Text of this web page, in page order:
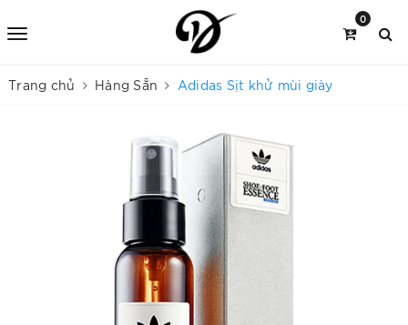
0
Trang chủ Hàng Sẵn Adidas Sịt khử mùi giày